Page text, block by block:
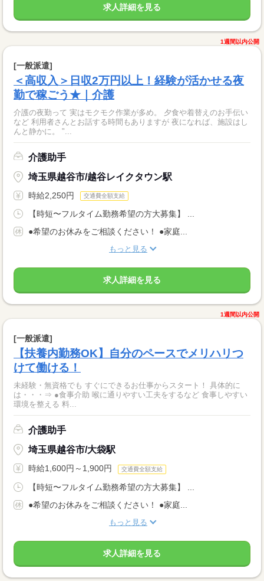
求人詳細を見る
1週間以内公開
[一般派遣]
＜高収入＞日収2万円以上！経験が活かせる夜
勤で稼ごう★｜介護
介護の夜勤って 実はモクモク作業が多め。 夕食や着替えのお手伝い
など 利用者さんとお話する時間もありますが 夜になれば、施設はし
んと静かに。 "...
介護助手
埼玉県越谷市/越谷レイクタウン駅
時給2,250円 交通費全額支給
【時短〜フルタイム勤務希望の方大募集】 ...
●希望のお休みをご相談ください！ ●家庭...
もっと見る
求人詳細を見る
1週間以内公開
[一般派遣]
【扶養内勤務OK】自分のペースでメリハリつ
けて働ける！
未経験・無資格でも すぐにできるお仕事からスタート！ 具体的に
は・・・⇒ ●食事介助 喉に通りやすい工夫をするなど 食事しやすい
環境を整える 料...
介護助手
埼玉県越谷市/大袋駅
時給1,600円～1,900円 交通費全額支給
【時短〜フルタイム勤務希望の方大募集】 ...
●希望のお休みをご相談ください！ ●家庭...
もっと見る
求人詳細を見る